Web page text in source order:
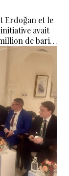
Erdoğan et le
avait
de barils
turques.